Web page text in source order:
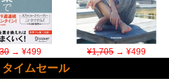
→ ¥499 ¥1,705→ ¥499
イムセール